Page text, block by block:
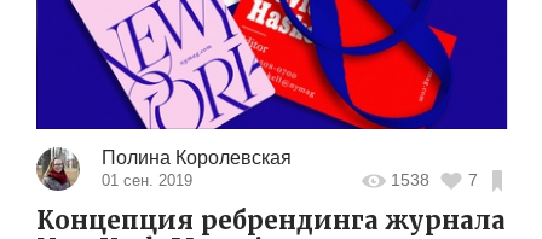
Полина Королевская
01 сен. 2019 1538 7
Концепция ребрендинга журнала